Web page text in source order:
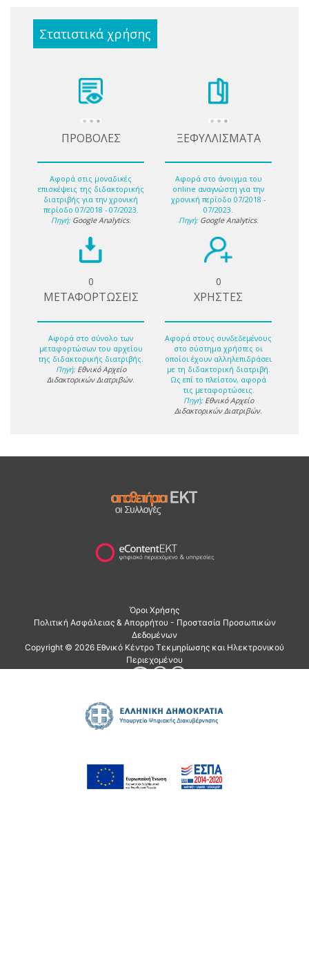
Στατιστικά χρήσης
ΠΡΟΒΟΛΕΣ
Αφορά στις μοναδικές
επισκέψεις της διδακτορικής
διατριβής για την χρονική
περίοδο 07/2018 - 07/2023.
Πηγή: Google Analytics.
ΞΕΦΥΛΛΙΣΜΑΤΑ
Αφορά στο άνοιγμα του
online αναγνώστη για την
χρονική περίοδο 07/2018 -
07/2023.
Πηγή: Google Analytics.
0
ΜΕΤΑΦΟΡΤΩΣΕΙΣ
Αφορά στο σύνολο των
μεταφορτώσων του αρχείου
της διδακτορικής διατριβής.
Πηγή: Εθνικό Αρχείο
Διδακτορικών Διατριβών.
0
ΧΡΗΣΤΕΣ
Αφορά στους συνδεδεμένους
στο σύστημα χρήστες οι
οποίοι έχουν αλληλεπιδράσει
με τη διδακτορική διατριβή.
Ως επί το πλείστον, αφορά
τις μεταφορτώσεις.
Πηγή: Εθνικό Αρχείο
Διδακτορικών Διατριβών.